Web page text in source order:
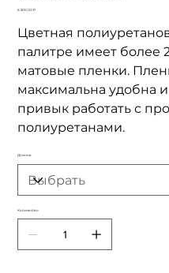
Цена
6 500,00 ₽
Цветная
палитре имеет более
матовые пленки.
максимальна удобна
привык работать с
полиуретанами.
Длинна
Количество